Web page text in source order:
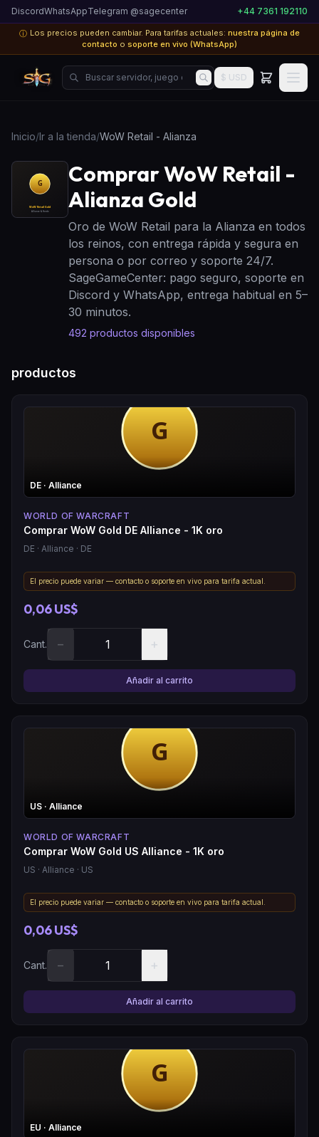
DiscordWhatsAppTelegram @sagecenter +44 7361 192110
ⓘ Los precios pueden cambiar. Para tarifas actuales: nuestra página de
contacto o soporte en vivo (WhatsApp)
Buscar servidor, juego o producto...
$ USD
Inicio/Ir a la tienda/WoW Retail - Alianza
Comprar WoW Retail -
Alianza Gold
Oro de WoW Retail para la Alianza en todos
los reinos, con entrega rápida y segura en
persona o por correo y soporte 24/7.
SageGameCenter: pago seguro, soporte en
Discord y WhatsApp, entrega habitual en 5–
30 minutos.
492 productos disponibles
productos
DE · Alliance
WORLD OF WARCRAFT
Comprar WoW Gold DE Alliance - 1K oro
DE · Alliance · DE
El precio puede variar — contacto o soporte en vivo para tarifa actual.
0,06 US$
Cant. − +
Añadir al carrito
US · Alliance
WORLD OF WARCRAFT
Comprar WoW Gold US Alliance - 1K oro
US · Alliance · US
El precio puede variar — contacto o soporte en vivo para tarifa actual.
0,06 US$
Cant. − +
Añadir al carrito
EU · Alliance